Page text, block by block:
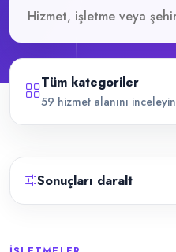
Tüm kategoriler
59 hizmet alanını inceleyin
Sonuçları daralt